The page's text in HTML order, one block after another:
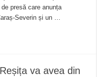
presă care anunța
Severin și un …
va avea din